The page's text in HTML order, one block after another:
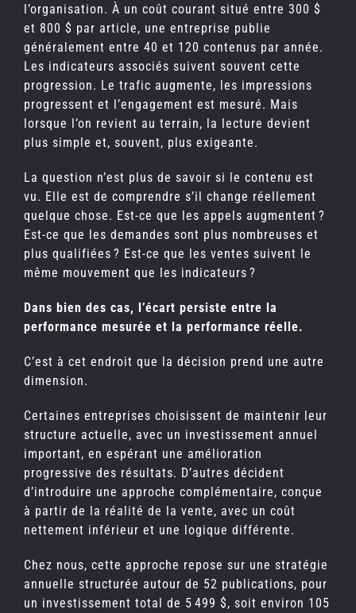
l’organisation. À un coût courant situé entre 300 $
et 800 $ par article, une entreprise publie
généralement entre 40 et 120 contenus par année.
Les indicateurs associés suivent souvent cette
progression. Le trafic augmente, les impressions
progressent et l’engagement est mesuré. Mais
lorsque l’on revient au terrain, la lecture devient
plus simple et, souvent, plus exigeante.
La question n’est plus de savoir si le contenu est
vu. Elle est de comprendre s’il change réellement
quelque chose. Est-ce que les appels augmentent ?
Est-ce que les demandes sont plus nombreuses et
plus qualifiées ? Est-ce que les ventes suivent le
même mouvement que les indicateurs ?
Dans bien des cas, l’écart persiste entre la
performance mesurée et la performance réelle.
C’est à cet endroit que la décision prend une autre
dimension.
Certaines entreprises choisissent de maintenir leur
structure actuelle, avec un investissement annuel
important, en espérant une amélioration
progressive des résultats. D’autres décident
d’introduire une approche complémentaire, conçue
à partir de la réalité de la vente, avec un coût
nettement inférieur et une logique différente.
Chez nous, cette approche repose sur une stratégie
annuelle structurée autour de 52 publications, pour
un investissement total de 5 499 $, soit environ 105